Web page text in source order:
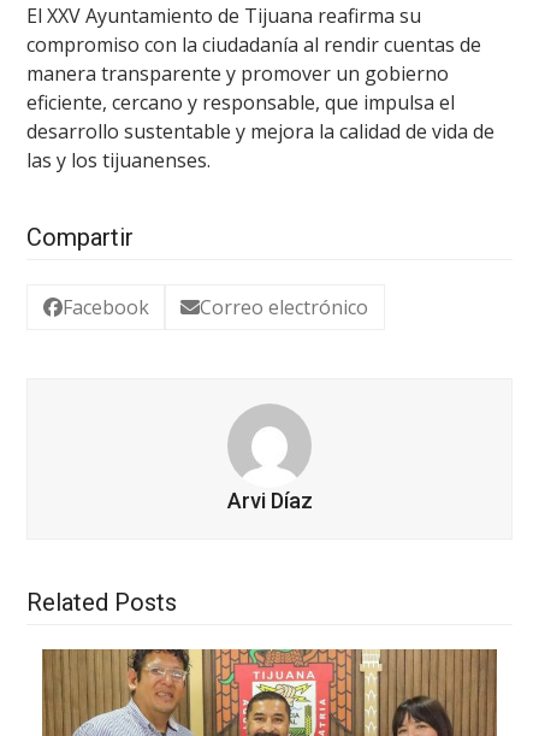
El XXV Ayuntamiento de Tijuana reafirma su
compromiso con la ciudadanía al rendir cuentas de
manera transparente y promover un gobierno
eficiente, cercano y responsable, que impulsa el
desarrollo sustentable y mejora la calidad de vida de
las y los tijuanenses.
Compartir
Facebook Correo electrónico
Arvi Díaz
Related Posts